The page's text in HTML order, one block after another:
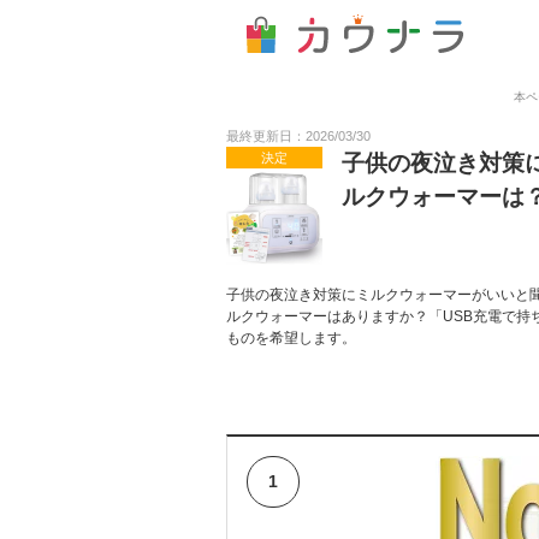
本
最終更新日：2026/03/30
決定
子供の夜泣き対策
ルクウォーマーは
子供の夜泣き対策にミルクウォーマーがいい
ルクウォーマーはありますか？「USB充電で
ものを希望します。
1